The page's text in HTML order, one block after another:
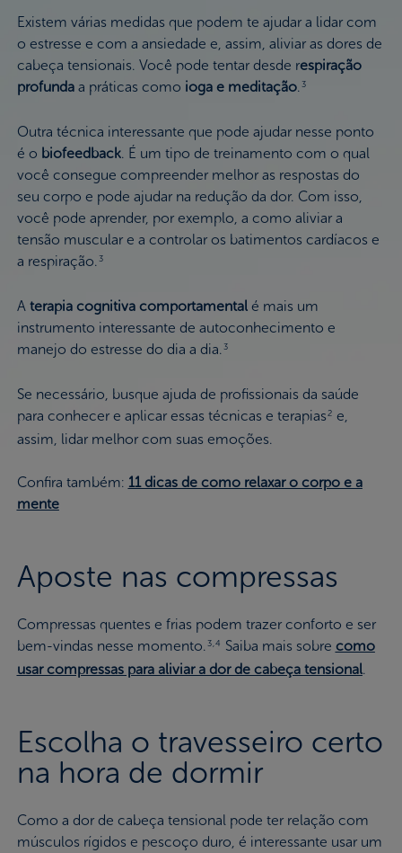
Existem várias medidas que podem te ajudar a lidar com
o estresse e com a ansiedade e, assim, aliviar as dores de
cabeça tensionais. Você pode tentar desde respiração
profundaa práticas como ioga e meditação. 3
Outra técnica interessante que pode ajudar nesse ponto
é o biofeedback. É um tipo de treinamento com o qual
você consegue compreender melhor as respostas do
seu corpo e pode ajudar na redução da dor. Com isso,
você pode aprender, por exemplo, a como aliviar a
tensão muscular e a controlar os batimentos cardíacos e
a respiração. 3
A terapia cognitiva comportamentalé mais um
instrumento interessante de autoconhecimento e
manejo do estresse do dia a dia. 3
Se necessário, busque ajuda de profissionais da saúde
para conhecer e aplicar essas técnicas e terapias2 e,
assim, lidar melhor com suas emoções.
Confira também: 11 dicas de como relaxar o corpo e a
mente
Aposte nas compressas
Compressas quentes e frias podem trazer conforto e ser
bem-vindas nesse momento. 3,4 Saiba mais sobre como
usar compressas para aliviar a dor de cabeça tensional.
Escolha o travesseiro certo
na hora de dormir
Como a dor de cabeça tensional pode ter relação com
músculos rígidos e pescoço duro, é interessante usar um